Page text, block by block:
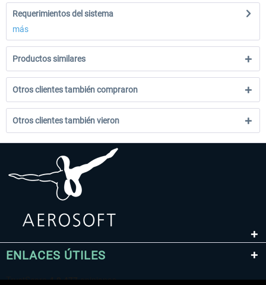
Requerimientos del sistema
más
Productos similares
Otros clientes también compraron
Otros clientes también vieron
ENLACES ÚTILES